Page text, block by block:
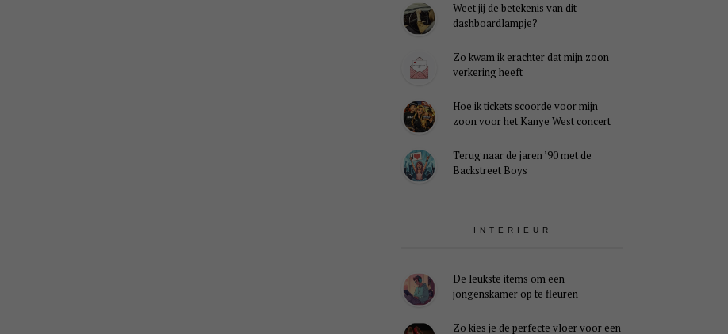
Weet jij de betekenis van dit
dashboardlampje?
Zo kwam ik erachter dat mijn zoon
verkering heeft
Hoe ik tickets scoorde voor mijn
zoon voor het Kanye West concert
Terug naar de jaren ’90 met de
Backstreet Boys
INTERIEUR
De leukste items om een
jongenskamer op te fleuren
Zo kies je de perfecte vloer voor een